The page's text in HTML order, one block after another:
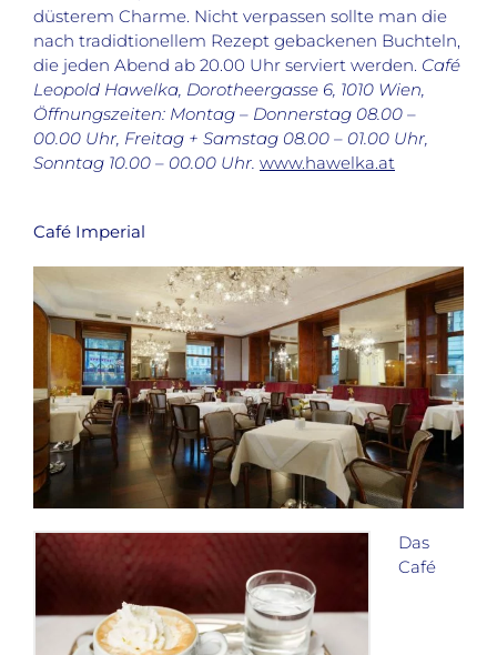
düsterem Charme. Nicht verpassen sollte man die
nach tradidtionellem Rezept gebackenen Buchteln,
die jeden Abend ab 20.00 Uhr serviert werden. Café
Leopold Hawelka, Dorotheergasse 6, 1010 Wien,
Öffnungszeiten: Montag – Donnerstag 08.00 –
00.00 Uhr, Freitag + Samstag 08.00 – 01.00 Uhr,
Sonntag 10.00 – 00.00 Uhr. www.hawelka.at
Café Imperial
Das
Café